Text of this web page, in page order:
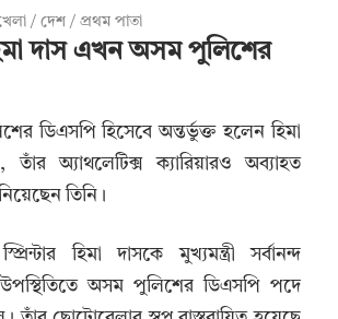
/ দেশ / প্রথম পাতা
দাস এখন অসম পুলিশের
ডিএসপি হিসেবে অন্তর্ভুক্ত হলেন হিমা
তাঁর অ্যাথলেটিক্স ক্যারিয়ারও অব্যাহত
তিনি।
হিমা দাসকে মুখ্যমন্ত্রী সর্বানন্দ
অসম পুলিশের ডিএসপি পদে